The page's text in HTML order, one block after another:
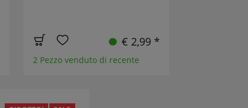
€ 2,99 *
2 Pezzo venduto di recente